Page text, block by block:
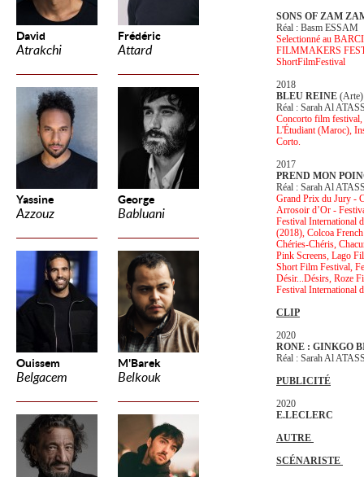
David
Atrakchi
Frédéric
Attard
Yassine
Azzouz
George
Babluani
Ouissem
Belgacem
M'Barek
Belkouk
SONS OF ZAM
Réal : Basm ESSAM
Selectionné au
FILMMAKERS
ShortFilmFestival
2018
BLEU REINE (Arte)
Réal : Sarah Al
Concorto film
L'Étudiant (Maroc),
Corto.
2017
PREND MON
Réal : Sarah Al
Grand Prix du Jury -
Arrosoir d’Or -
Festival International
(2018), Colcoa
Chéries-Chéris,
Pink Screens, Lago
Short Film Festival,
Désir...Désirs, Roze
Festival International
CLIP
2020
RONE : GINKGO
Réal : Sarah Al
PUBLICITÉ
2020
E.LECLERC
AUTRE
SCÉNARISTE